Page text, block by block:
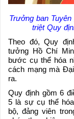
Trưởng ban
triệt Quy
Theo đó, Quy
tưởng Hồ Chí
bước cụ thể hóa
cách mạng mà
ra.
Quy định gồm 6
5 là sự cụ thể
bộ, đảng viên